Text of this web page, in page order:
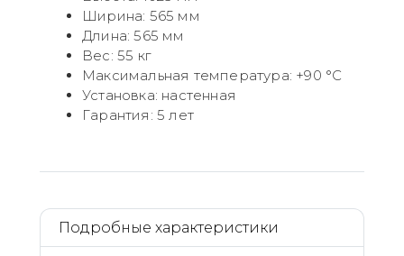
Ширина: 565 мм
Длина: 565 мм
Вес: 55 кг
Максимальная температура: +90 °C
Установка: настенная
Гарантия: 5 лет
Подробные характеристики